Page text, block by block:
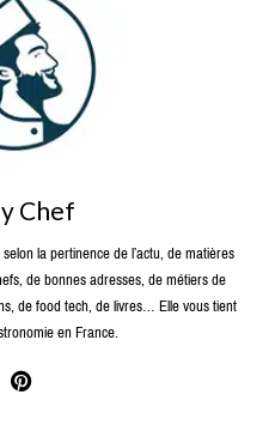
Chef
la pertinence de l’actu, de matières
de bonnes adresses, de métiers de
de food tech, de livres… Elle vous tient
en France.